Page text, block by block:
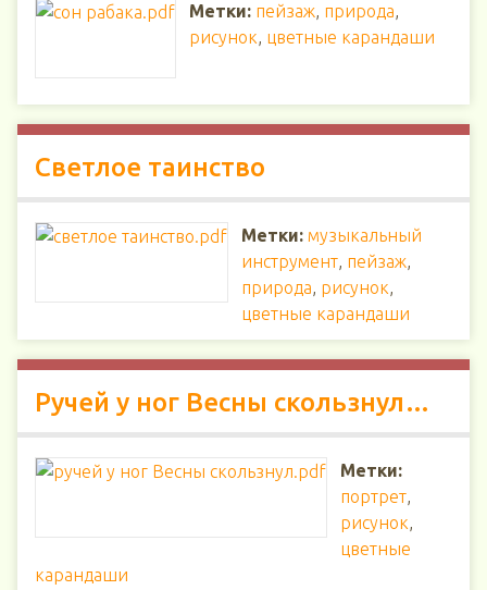
Метки: пейзаж, природа,
рисунок, цветные карандаши
Светлое таинство
Метки: музыкальный
инструмент, пейзаж,
природа, рисунок,
цветные карандаши
Ручей у ног Весны скользнул…
Метки:
портрет,
рисунок,
цветные
карандаши